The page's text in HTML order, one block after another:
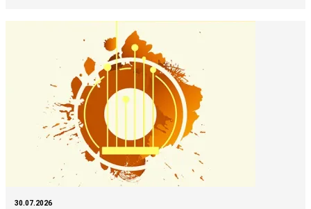
30.07.2026